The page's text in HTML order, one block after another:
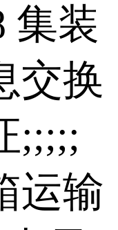
集装
交换
;;;;;
运输